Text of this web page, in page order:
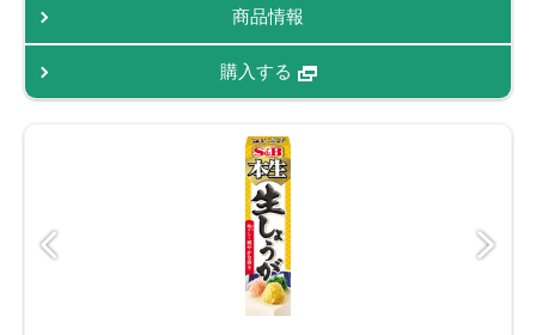
商品情報
購入する